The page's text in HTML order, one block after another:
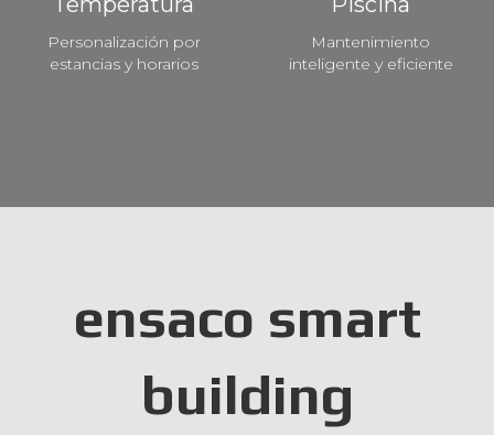
Personalización por
estancias y horarios
Mantenimiento
inteligente y eficiente
ensaco smart
building